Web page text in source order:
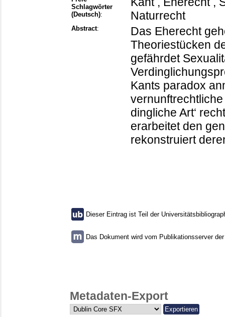
Schlagwörter
(Deutsch):
Naturrecht
Abstract:
Das Eherecht
Theoriestücken
gefährdet
Kants paradox
dingliche Art‘
erarbeitet den
rekonstruiert
Dieser Eintrag ist Teil der
Das Dokument wird vom Publikationsserver
Metadaten-Export